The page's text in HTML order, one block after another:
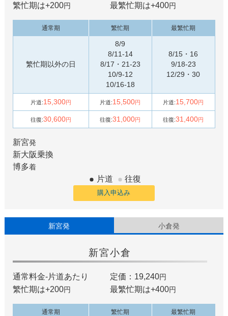
繁忙期は+200円 最繁忙期は+400円
通常期 繁忙期 最繁忙期
繁忙期以外の日
8/9
8/11-14
8/17・21-23
10/9-12
10/16-18
8/15・16
9/18-23
12/29・30
片道:15,300円 片道:15,500円 片道:15,700円
往復:30,600円 往復:31,000円 往復:31,400円
新宮発
新大阪乗換
博多着
片道 往復
購入申込み
新宮発 小倉発
新宮小倉
通常料金-片道あたり 定価：19,240円
繁忙期は+200円 最繁忙期は+400円
通常期 繁忙期 最繁忙期